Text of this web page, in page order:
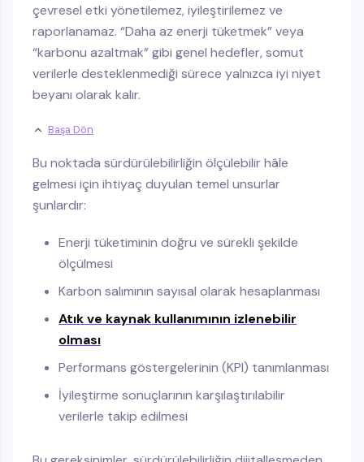
çevresel etki yönetilemez, iyileştirilemez ve
raporlanamaz. “Daha az enerji tüketmek” veya
“karbonu azaltmak” gibi genel hedefler, somut
verilerle desteklenmediği sürece yalnızca iyi niyet
beyanı olarak kalır.
Başa Dön
Bu noktada sürdürülebilirliğin ölçülebilir hâle
gelmesi için ihtiyaç duyulan temel unsurlar
şunlardır:
Enerji tüketiminin doğru ve sürekli şekilde
ölçülmesi
Karbon salımının sayısal olarak hesaplanması
Atık ve kaynak kullanımının izlenebilir
olması
Performans göstergelerinin (KPI) tanımlanması
İyileştirme sonuçlarının karşılaştırılabilir
verilerle takip edilmesi